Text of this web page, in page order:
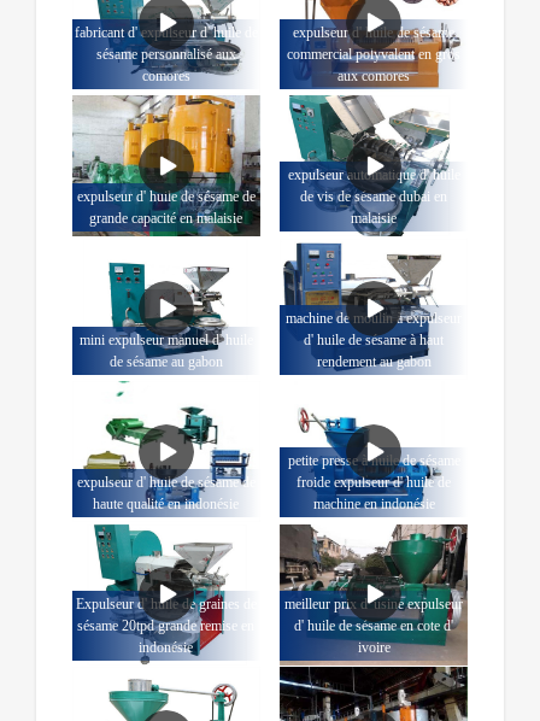
fabricant d' expulseur d' huile de
sésame personnalisé aux
comores
expulseur d' huile de sésame
commercial polyvalent en gros
aux comores
expulseur d' huile de sésame de
grande capacité en malaisie
expulseur automatique d' huile
de vis de sésame dubai en
malaisie
mini expulseur manuel d' huile
de sésame au gabon
machine de moulin à expulseur
d' huile de sésame à haut
rendement au gabon
expulseur d' huile de sésame de
haute qualité en indonésie
petite presse à huile de sésame
froide expulseur d' huile de
machine en indonésie
Expulseur d' huile de graines de
sésame 20tpd grande remise en
indonésie
meilleur prix d' usine expulseur
d' huile de sésame en cote d'
ivoire